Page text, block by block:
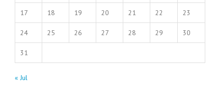
17 18 19 20 21 22 23
24 25 26 27 28 29 30
31
« Jul